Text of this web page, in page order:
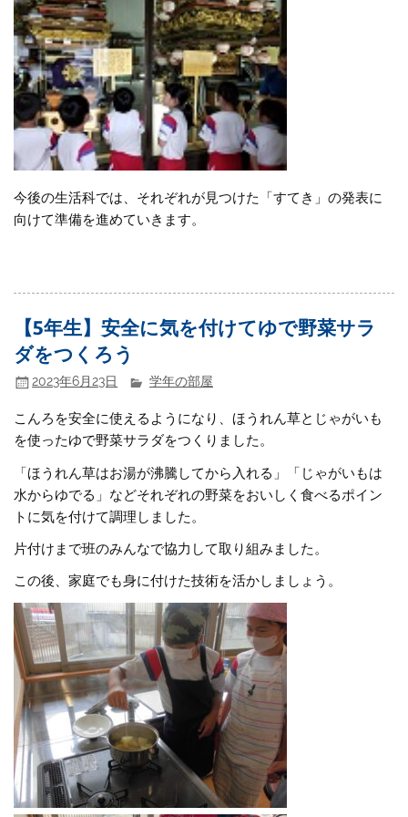
今後の生活科では、それぞれが見つけた「すてき」の発表に
向けて準備を進めていきます。
【5年生】安全に気を付けてゆで野菜サラ
ダをつくろう
2023年6月23日 学年の部屋
こんろを安全に使えるようになり、ほうれん草とじゃがいも
を使ったゆで野菜サラダをつくりました。
「ほうれん草はお湯が沸騰してから入れる」「じゃがいもは
水からゆでる」などそれぞれの野菜をおいしく食べるポイン
トに気を付けて調理しました。
片付けまで班のみんなで協力して取り組みました。
この後、家庭でも身に付けた技術を活かしましょう。